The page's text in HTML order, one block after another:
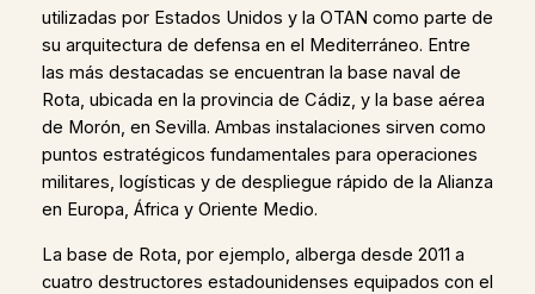
utilizadas por Estados Unidos y la OTAN como parte de
su arquitectura de defensa en el Mediterráneo. Entre
las más destacadas se encuentran la base naval de
Rota, ubicada en la provincia de Cádiz, y la base aérea
de Morón, en Sevilla. Ambas instalaciones sirven como
puntos estratégicos fundamentales para operaciones
militares, logísticas y de despliegue rápido de la Alianza
en Europa, África y Oriente Medio.
La base de Rota, por ejemplo, alberga desde 2011 a
cuatro destructores estadounidenses equipados con el